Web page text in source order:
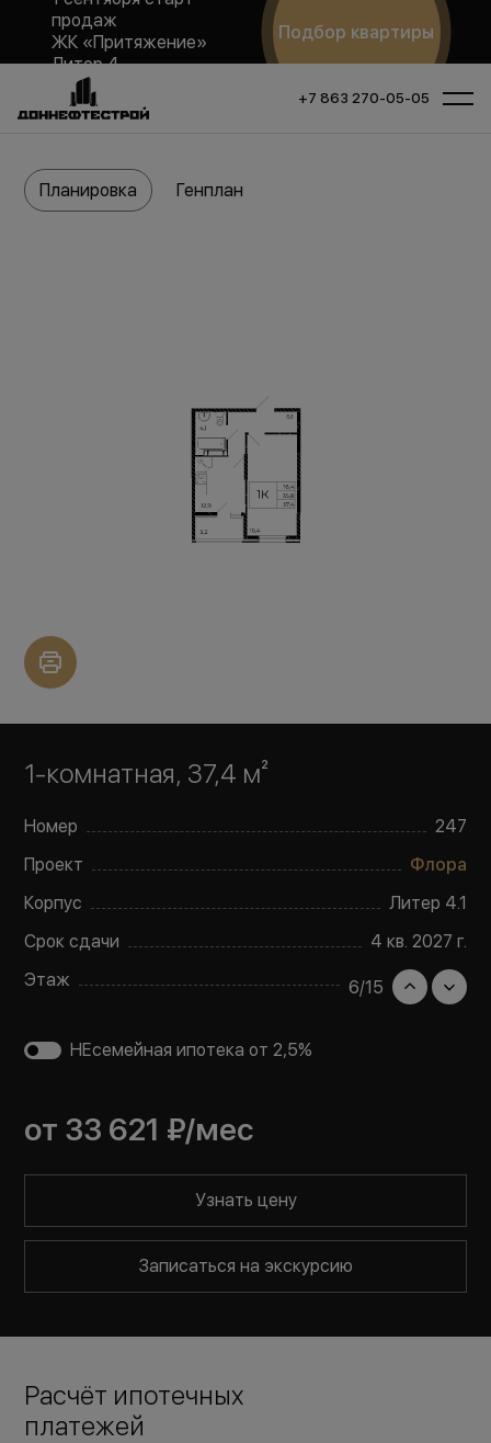
продаж
ЖК «Притяжение»
Литер 4
Подбор квартиры
+7 863 270-05-05
1-комнатная, 37,4 м²
Номер
247
Проект
Флора
Корпус
Литер 4.1
Срок сдачи
4 кв. 2027 г.
Этаж
6/15
НЕсемейная ипотека от 2,5%
от 33 621 ₽/мес
Узнать цену
Записаться на экскурсию
Планировка Генплан
Расчёт ипотечных
платежей